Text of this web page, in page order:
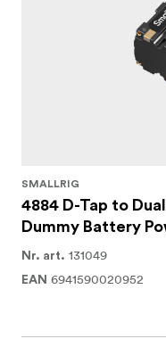
SMALLRIG
4884 D-Tap to
Dummy Battery
Nr. art. 131049
EAN 6941590020952